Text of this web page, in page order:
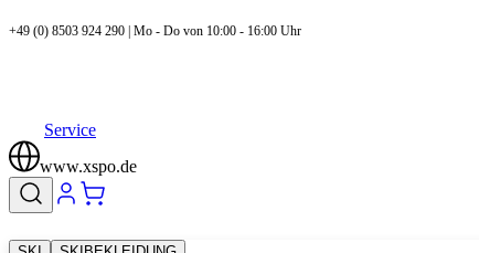
+49 (0) 8503 924 290 | Mo - Do von 10:00 - 16:00 Uhr
Service
www.xspo.de